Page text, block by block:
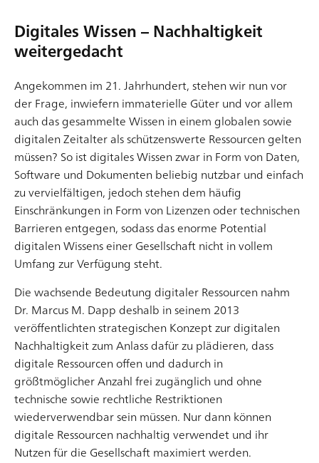
Analoge Nostalgie und natürliches Design im
Digitalen – Wird die digitale Welt analoger?
Die Technik entwickelt sich mit solch einem Tempo fort,
dass sich nicht wenige fragen, inwieweit nicht nur
Unternehmen damit schritthalten sollen, sondern
inwiefern ganz allgemein die Gesellschaft und der
Mensch an sich hierbei noch den Durchblick behalten.
Wie viel Einfluss haben wir auf all die digitalen
Errungenschaften, die immer weiter in jeglichen
Lebensbereich eindringen? Und […]
Artikel lesen
E-Health – Digitale Technologie für eine bessere
Gesundheitsversorgung
Die Menschheit hat sich in Bezug auf das Gut
Gesundheit schon viel Wissen in Form von Medizin
oder Dienstleistungen wie Heilkunde, Therapien oder
Operations-Methodiken beigebracht. Im Zuge der
fortschreitenden Digitalisierung zeigt sich nun, dass
Digitales Wissen – Nachhaltigkeit
weitergedacht
Angekommen im 21. Jahrhundert, stehen wir nun vor
der Frage, inwiefern immaterielle Güter und vor allem
auch das gesammelte Wissen in einem globalen sowie
digitalen Zeitalter als schützenswerte Ressourcen gelten
müssen? So ist digitales Wissen zwar in Form von Daten,
Software und Dokumenten beliebig nutzbar und einfach
zu vervielfältigen, jedoch stehen dem häufig
Einschränkungen in Form von Lizenzen oder technischen
Barrieren entgegen, sodass das enorme Potential
digitalen Wissens einer Gesellschaft nicht in vollem
Umfang zur Verfügung steht.
Die wachsende Bedeutung digitaler Ressourcen nahm
Dr. Marcus M. Dapp deshalb in seinem 2013
veröffentlichten strategischen Konzept zur digitalen
Nachhaltigkeit zum Anlass dafür zu plädieren, dass
digitale Ressourcen offen und dadurch in
größtmöglicher Anzahl frei zugänglich und ohne
technische sowie rechtliche Restriktionen
wiederverwendbar sein müssen. Nur dann können
digitale Ressourcen nachhaltig verwendet und ihr
Nutzen für die Gesellschaft maximiert werden.